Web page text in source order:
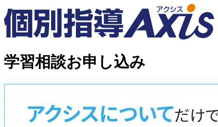
学習相談お申し込み